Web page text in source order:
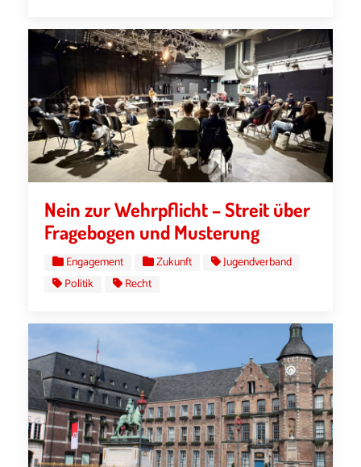
Nein zur Wehrpflicht – Streit über
Fragebogen und Musterung
Engagement Zukunft
Jugendverband
Politik
Recht